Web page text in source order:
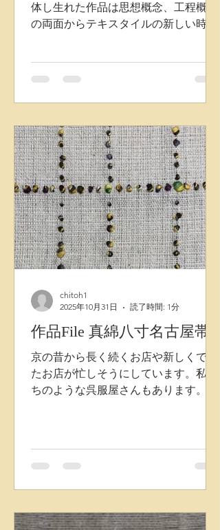
体し生れた作品は思想概念、工程概念
の両面からテキスタイルの新しい時代
縦紐糸は下に埋めていきます。 表層デ
法則にのっとりながらかつランダムに
高低差をかもしながら配置されていま
す。 この遺伝子を持ついわゆる「ドッ
ト」と呼ばれる作品群は今なお進化し
続けています。 株式会社千藤 藤田織
物
作品File 真綿八寸名古屋帯
京の昔から長く続くお店や新しくでき
たお店が忙しそうにしています。私た
ちのような呉服屋さんもあります。そ
chitoh1
2025年10月31日
読了時間: 1分